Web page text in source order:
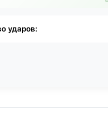
ударов: